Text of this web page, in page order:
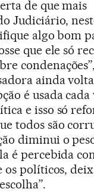
de que mais
Judiciário,
algo bom
que ele só
ainda
é usada cada
e isso só
todos são
diminui o
é percebida
os políticos,